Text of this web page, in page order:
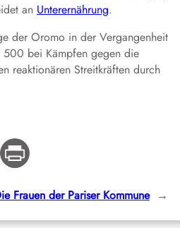
an Unterernährung.
der Oromo in der Vergangenheit
500 bei Kämpfen gegen die
reaktionären Streitkräften durch
Frauen der Pariser Kommune →